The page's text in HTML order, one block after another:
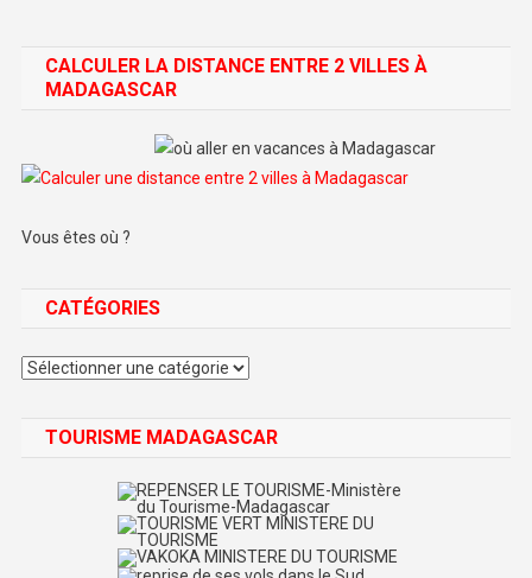
CALCULER LA DISTANCE ENTRE 2 VILLES À
MADAGASCAR
Vous êtes où ?
CATÉGORIES
Catégories
TOURISME MADAGASCAR